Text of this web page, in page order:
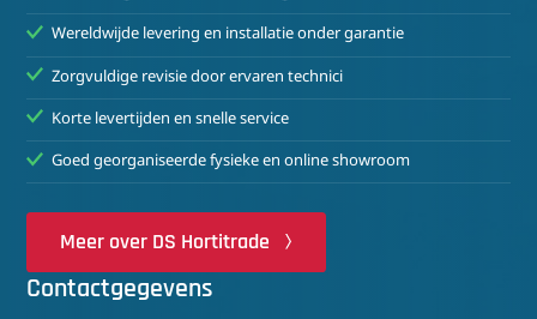
Wereldwijde levering en installatie onder garantie
Zorgvuldige revisie door ervaren technici
Korte levertijden en snelle service
Goed georganiseerde fysieke en online showroom
Meer over DS Hortitrade
Contactgegevens